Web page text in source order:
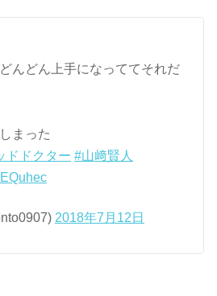
んどん上手になっててそれだ
まった
ドドクター #山﨑賢人
2018年7月12日